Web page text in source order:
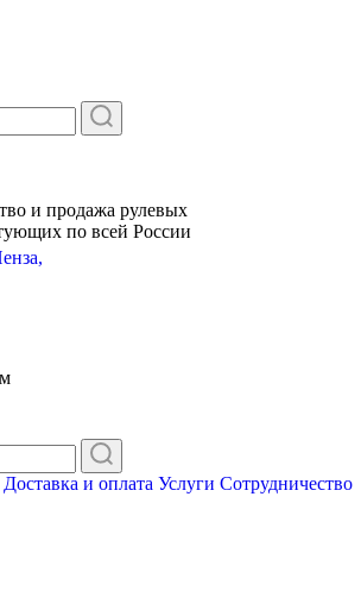
и продажа рулевых
по всей России
Доставка и оплата Услуги Сотрудничество